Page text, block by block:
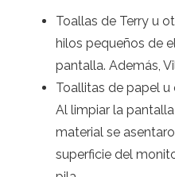
Toallas de Terry u
hilos pequeños de
pantalla. Además,
Toallitas de papel
Al limpiar la
material se
superficie del